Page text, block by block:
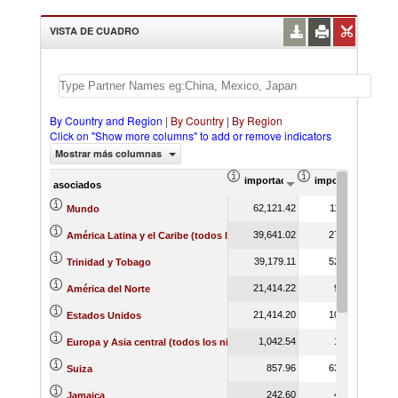
VISTA DE CUADRO
By Country and Region | By Country | By Region
Click on "Show more columns" to add or remove indicators
Mostrar más columnas
asociados importación Valor del comercio
importación
Mundo 62,121.42 11.66
América Latina y el Caribe (todos los niveles de ingreso)
39,641.02 27.12
Trinidad y Tobago 39,179.11 52.14
América del Norte 21,414.22 9.60
Estados Unidos 21,414.20 10.10
Europa y Asia central (todos los niveles de ingreso)
1,042.54 1.33
Suiza 857.96 63.39
Jamaica 242.60 4.01